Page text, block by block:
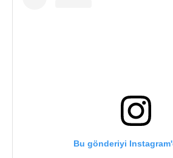
Bu gönderiyi